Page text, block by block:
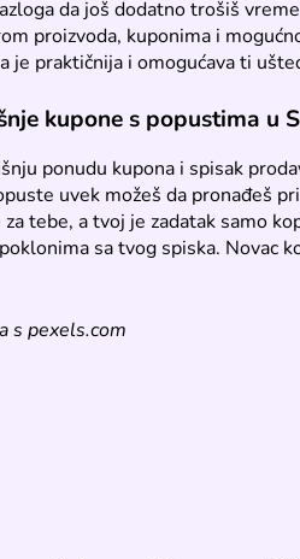
da još dodatno trošiš
proizvoda, kuponima i
je praktičnija i omogućava ti
kupone s popustima u
ponudu kupona i spisak
uvek možeš da pronađeš
tebe, a tvoj je zadatak samo
sa tvog spiska. Novac
s pexels.com